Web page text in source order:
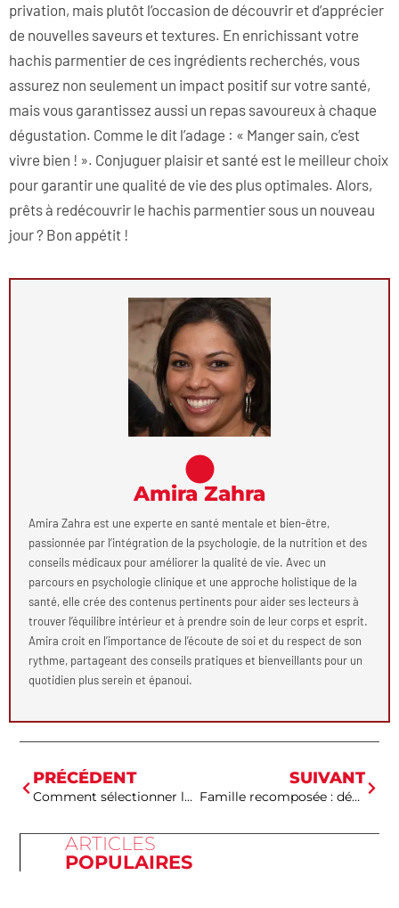
privation, mais plutôt l’occasion de découvrir et d’apprécier
de nouvelles saveurs et textures. En enrichissant votre
hachis parmentier de ces ingrédients recherchés, vous
assurez non seulement un impact positif sur votre santé,
mais vous garantissez aussi un repas savoureux à chaque
dégustation. Comme le dit l’adage : « Manger sain, c’est
vivre bien ! ». Conjuguer plaisir et santé est le meilleur choix
pour garantir une qualité de vie des plus optimales. Alors,
prêts à redécouvrir le hachis parmentier sous un nouveau
jour ? Bon appétit !
Amira Zahra
Amira Zahra est une experte en santé mentale et bien-être,
passionnée par l’intégration de la psychologie, de la nutrition et des
conseils médicaux pour améliorer la qualité de vie. Avec un
parcours en psychologie clinique et une approche holistique de la
santé, elle crée des contenus pertinents pour aider ses lecteurs à
trouver l’équilibre intérieur et à prendre soin de leur corps et esprit.
Amira croit en l’importance de l’écoute de soi et du respect de son
rythme, partageant des conseils pratiques et bienveillants pour un
quotidien plus serein et épanoui.
PRÉCÉDENT
Comment sélectionner la blouse de dentiste adaptée à votre pratique ?
SUIVANT
Famille recomposée : découvrez comment apaiser les tensions avec votre adolescent
ARTICLES
POPULAIRES